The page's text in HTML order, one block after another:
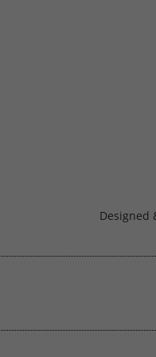
Designed